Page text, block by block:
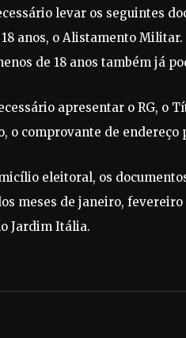
levar os seguintes
anos, o Alistamento
de 18 anos também já
apresentar o RG, o
o comprovante de
eleitoral, os
meses de janeiro,
Jardim Itália.